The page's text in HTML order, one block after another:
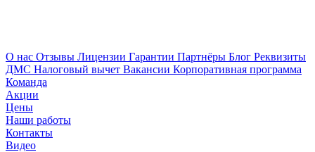
О нас Отзывы Лицензии Гарантии Партнёры Блог Реквизиты
ДМС Налоговый вычет Вакансии Корпоративная программа
Команда
Акции
Цены
Наши работы
Контакты
Видео